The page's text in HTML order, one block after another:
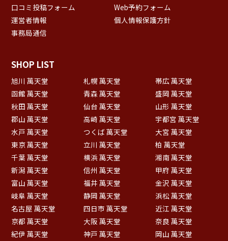
口コミ投稿フォーム
Web予約フォーム
運営者情報
個人情報保護方針
事務局通信
SHOP LIST
旭川 萬天堂 札幌 萬天堂
帯広 萬天堂
函館 萬天堂
青森 萬天堂
盛岡 萬天堂
秋田 萬天堂
仙台 萬天堂
山形 萬天堂
郡山 萬天堂
高崎 萬天堂
宇都宮 萬天堂
水戸 萬天堂
つくば 萬天堂
大宮 萬天堂
東京 萬天堂
立川 萬天堂
柏 萬天堂
千葉 萬天堂
横浜 萬天堂
湘南 萬天堂
新潟 萬天堂
信州 萬天堂
甲府 萬天堂
富山 萬天堂
福井 萬天堂
金沢 萬天堂
岐阜 萬天堂
静岡 萬天堂
浜松 萬天堂
名古屋 萬天堂
四日市 萬天堂
近江 萬天堂
京都 萬天堂
大阪 萬天堂
奈良 萬天堂
紀伊 萬天堂
神戸 萬天堂 岡山 萬天堂